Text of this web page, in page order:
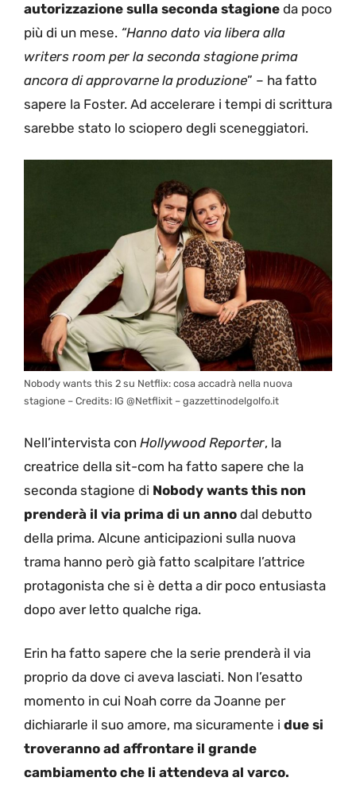
autorizzazione sulla seconda stagione da poco
più di un mese. “Hanno dato via libera alla
writers room per la seconda stagione prima
ancora di approvarne la produzione” – ha fatto
sapere la Foster. Ad accelerare i tempi di scrittura
sarebbe stato lo sciopero degli sceneggiatori.
Nobody wants this 2 su Netflix: cosa accadrà nella nuova
stagione – Credits: IG @Netflixit – gazzettinodelgolfo.it
Nell’intervista con Hollywood Reporter, la
creatrice della sit-com ha fatto sapere che la
seconda stagione di Nobody wants this non
prenderà il via prima di un anno dal debutto
della prima. Alcune anticipazioni sulla nuova
trama hanno però già fatto scalpitare l’attrice
protagonista che si è detta a dir poco entusiasta
dopo aver letto qualche riga.
Erin ha fatto sapere che la serie prenderà il via
proprio da dove ci aveva lasciati. Non l’esatto
momento in cui Noah corre da Joanne per
dichiararle il suo amore, ma sicuramente i due si
troveranno ad affrontare il grande
cambiamento che li attendeva al varco.